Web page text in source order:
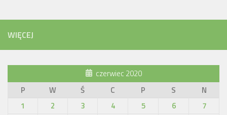
WIĘCEJ
czerwiec 2020
P
W Ś C P S
N
1
2 3 4 5 6
7